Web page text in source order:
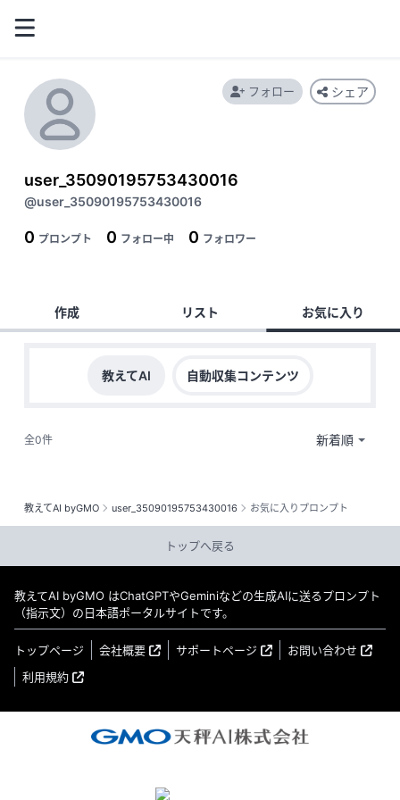
教えてAI byGMO user_35090195753430016 お気に入りプロンプト
user_35090195753430016
@user_35090195753430016
0 プロンプト 0 フォロー中 0 フォロワー
フォロー シェア
作成 リスト お気に入り
教えてAI 自動収集コンテンツ
全0件
トップへ戻る
教えてAI byGMO はChatGPTやGeminiなどの生成AIに送るプロンプト
（指示文）の日本語ポータルサイトです。
トップページ 会社概要 サポートページ
お問い合わせ
利用規約